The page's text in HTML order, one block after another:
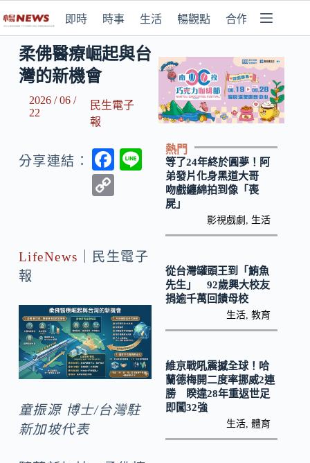
即時 時事 生活 暢觀點 合作媒體
柔佛醫療崛起與台
灣的新機會
2026 / 06 /
22
民生電子
報
分享連結：
F
o
o
y
k
LifeNews ｜民生電子
報
童振源 博士/台灣駐
新加坡代表
熱門
等了24年終於圓夢！阿
弟發片化身黑道大哥
吻戲纏綿拍到像「喪
屍」
影視戲劇 生活
從台灣罐頭王到「鮪魚
先生」 92歲興大校友
捐逾千萬回饋母校
生活 ,教育
維京戰吼震撼全球！哈
蘭德梅開二度率挪威2連
勝 睽違28年重返世足
即闖32強
生活 ,體育